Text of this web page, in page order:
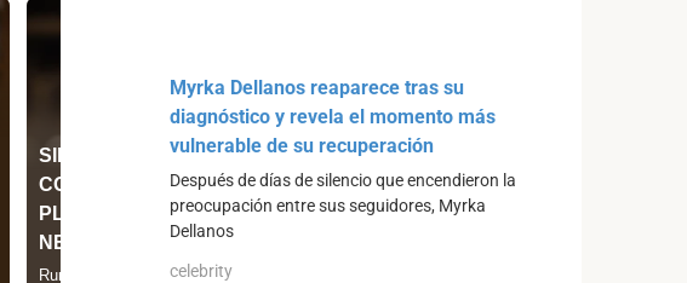
Myrka Dellanos reaparece tras su
diagnóstico y revela el momento más
vulnerable de su recuperación
Después de días de silencio que encendieron la
preocupación entre sus seguidores, Myrka
Dellanos
celebrity